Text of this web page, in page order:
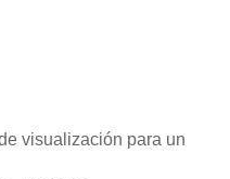
visualización para un